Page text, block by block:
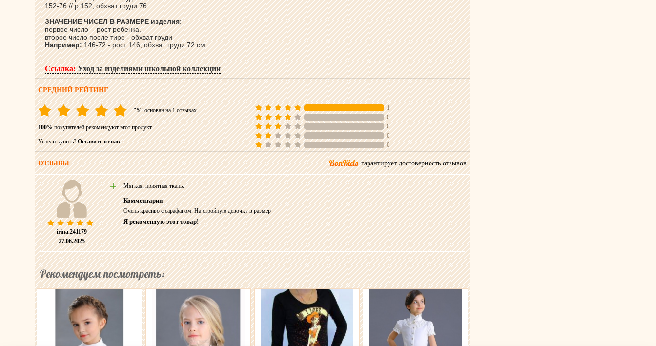
152-76 // р.152, обхват груди 76
ЗНАЧЕНИЕ ЧИСЕЛ В РАЗМЕРЕ изделия:
первое число - рост ребенка.
второе число после тире - обхват груди
Например:146-72 - рост 146, обхват груди 72 см.
Ссылка:Уход за изделиями школьной коллекции
СРЕДНИЙ РЕЙТИНГ
"5"основан на 1 отзывах
100%покупателей рекомендуют этот продукт
Успели купить?Оставить отзыв
1
0
0
0
0
ОТЗЫВЫ гарантирует достоверность отзывов
irina.241179
27.06.2025
Мягкая, приятная ткань.
Комментарии
Очень красиво с сарафаном. На стройную девочку в размер
Я рекомендую этот товар!
Рекомендуем посмотреть: